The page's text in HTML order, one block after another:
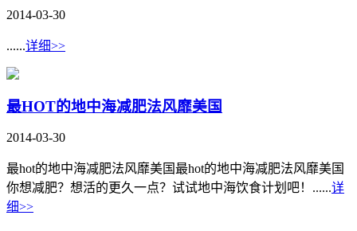
2014-03-30
......详细>>
最HOT的地中海减肥法风靡美国
2014-03-30
最hot的地中海减肥法风靡美国最hot的地中海减肥法风靡美国
你想减肥？想活的更久一点？试试地中海饮食计划吧！......详
细>>